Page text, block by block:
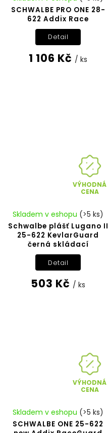
SCHWALBE PRO ONE 28-
622 Addix Race
1 106 Kč / ks
Detail
VÝHODNÁ
CENA
Schwalbe plášť Lugano II
25-622 KevlarGuard
černá skládací
Skladem v eshopu (>5 ks)
503 Kč / ks
Detail
VÝHODNÁ
CENA
SCHWALBE ONE 25-622
Skladem v eshopu (>5 ks)